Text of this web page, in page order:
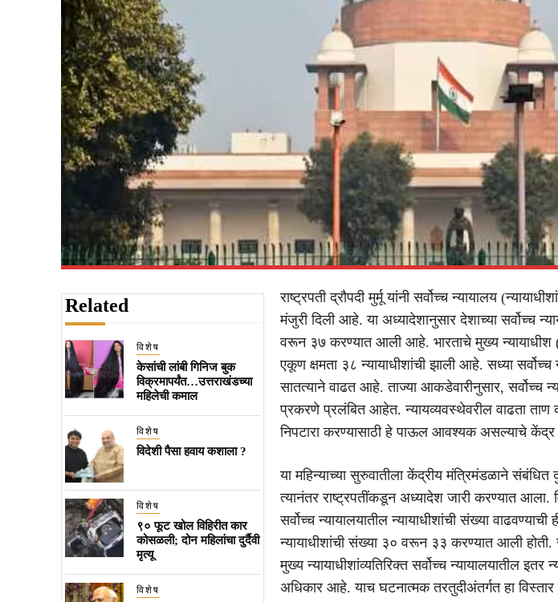
Related
विशेष
केसांची लांबी गिनिज बुक
विक्रमापर्यंत…उत्तराखंडच्या
महिलेची कमाल
विशेष
विदेशी पैसा हवाय कशाला ?
विशेष
९० फूट खोल विहिरीत कार
कोसळली; दोन महिलांचा दुर्दैवी
मृत्यू
विशेष
राष्ट्रपती द्रौपदी मुर्मू यांनी सर्वोच्च न्यायालय
मंजुरी दिली आहे. या अध्यादेशानुसार देशाच्या सर्वोच्च
वरून ३७ करण्यात आली आहे. भारताचे मुख्य न्यायाधीश
एकूण क्षमता ३८ न्यायाधीशांची झाली आहे. सध्या
सातत्याने वाढत आहे. ताज्या आकडेवारीनुसार, सर्वोच्च
प्रकरणे प्रलंबित आहेत. न्यायव्यवस्थेवरील वाढता
निपटारा करण्यासाठी हे पाऊल आवश्यक असल्याचे
या महिन्याच्या सुरुवातीला केंद्रीय मंत्रिमंडळाने संबंधित
त्यानंतर राष्ट्रपतींकडून अध्यादेश जारी करण्यात आला.
सर्वोच्च न्यायालयातील न्यायाधीशांची संख्या
न्यायाधीशांची संख्या ३० वरून ३३ करण्यात आली
मुख्य न्यायाधीशांव्यतिरिक्त सर्वोच्च न्यायालयातील इतर
अधिकार आहे. याच घटनात्मक तरतुदीअंतर्गत हा